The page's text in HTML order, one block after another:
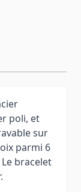
poli, et
sur
parmi 6
bracelet